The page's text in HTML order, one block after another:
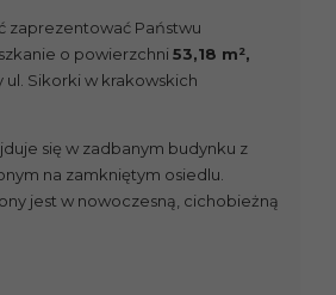
zaprezentować Państwu
o powierzchni 53,18 m²,
Sikorki w krakowskich
się w zadbanym budynku z
na zamkniętym osiedlu.
jest w nowoczesną, cichobieżną